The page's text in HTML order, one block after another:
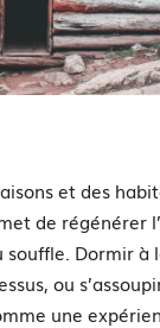
et des
de régénérer
Dormir à
ou
une